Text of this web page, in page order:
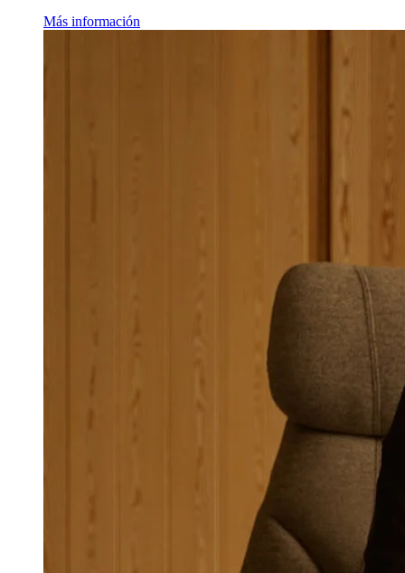
Más información